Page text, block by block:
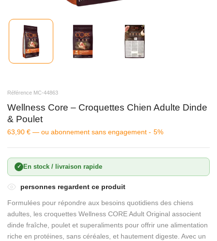
Référence MC-44863
Wellness Core – Croquettes Chien Adulte Dinde
& Poulet
63,90 € — ou abonnement sans engagement - 5%
✓ En stock / livraison rapide
personnes regardent ce produit
Formulées pour répondre aux besoins quotidiens des chiens
adultes, les croquettes Wellness CORE Adult Original associent
dinde fraîche, poulet et superaliments pour offrir une alimentation
riche en protéines, sans céréales, et hautement digeste. Avec un